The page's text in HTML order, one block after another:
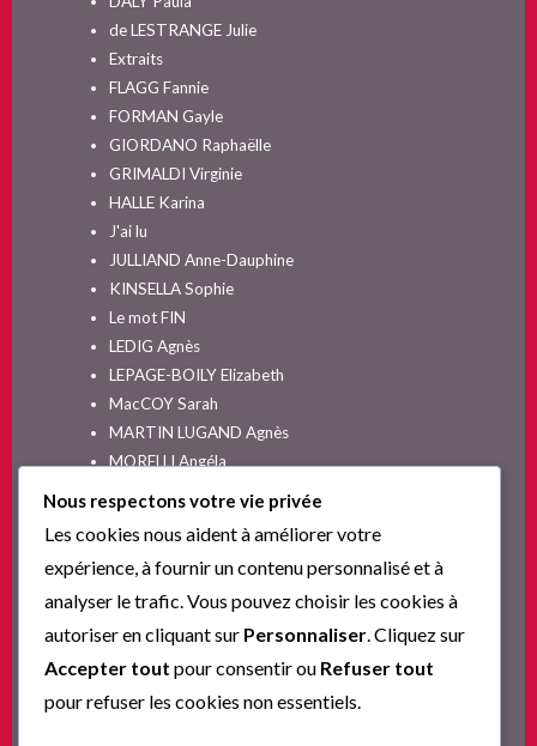
de LESTRANGE Julie
Extraits
FLAGG Fannie
FORMAN Gayle
GIORDANO Raphaëlle
GRIMALDI Virginie
HALLE Karina
J'ai lu
JULLIAND Anne-Dauphine
KINSELLA Sophie
Le mot FIN
LEDIG Agnès
LEPAGE-BOILY Elizabeth
MacCOY Sarah
MARTIN LUGAND Agnès
MORELLI Angéla
Non classé
PINGUILLY Yves
RIVA Alex
SESKIS Tina
SOLNON Jean-François
Nous respectons votre vie privée
Les cookies nous aident à améliorer votre
expérience, à fournir un contenu personnalisé et à
analyser le trafic. Vous pouvez choisir les cookies à
autoriser en cliquant sur Personnaliser . Cliquez sur
Accepter tout pour consentir ou Refuser tout
pour refuser les cookies non essentiels.